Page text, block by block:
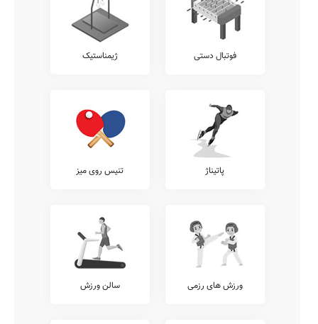
فوتبال دستی ژیمناستیک
پاتیناژ تنیس روی میز
ورزش های رزمی سالن ورزش